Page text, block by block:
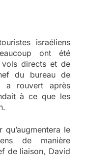
israéliens
ont été
directs et de
du bureau de
a rouvert après
à ce que les
le
de manière
de liaison, David